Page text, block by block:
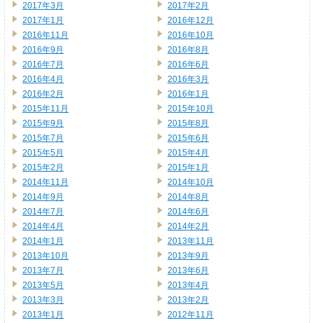
2017年3月
2017年2月
2017年1月
2016年12月
2016年11月
2016年10月
2016年9月
2016年8月
2016年7月
2016年6月
2016年4月
2016年3月
2016年2月
2016年1月
2015年11月
2015年10月
2015年9月
2015年8月
2015年7月
2015年6月
2015年5月
2015年4月
2015年2月
2015年1月
2014年11月
2014年10月
2014年9月
2014年8月
2014年7月
2014年6月
2014年4月
2014年2月
2014年1月
2013年11月
2013年10月
2013年9月
2013年7月
2013年6月
2013年5月
2013年4月
2013年3月
2013年2月
2013年1月
2012年11月